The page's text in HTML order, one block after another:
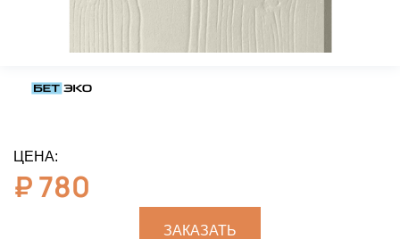
ЦЕНА:
₽780
ЗАКАЗАТЬ